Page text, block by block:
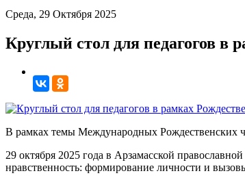
Среда, 29 Октября 2025
Круглый стол для педагогов в
В рамках темы Международных Рождественских
29 октября 2025 года в Арзамасской
нравственность: формирование личности и